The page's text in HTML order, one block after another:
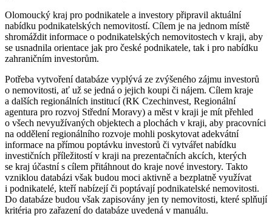
Olomoucký kraj pro podnikatele a investory připravil aktuální
nabídku podnikatelských nemovitostí. Cílem je na jednom místě
shromáždit informace o podnikatelských nemovitostech v kraji, aby
se usnadnila orientace jak pro české podnikatele, tak i pro nabídku
zahraničním investorům.
Potřeba vytvoření databáze vyplývá ze zvýšeného zájmu investorů
o nemovitosti, ať už se jedná o jejich koupi či nájem. Cílem kraje
a dalších regionálních institucí (RK Czechinvest, Regionální
agentura pro rozvoj Střední Moravy) a měst v kraji je mít přehled
o všech nevyužívaných objektech a plochách v kraji, aby pracovníci
na oddělení regionálního rozvoje mohli poskytovat adekvátní
informace na přímou poptávku investorů či vytvářet nabídku
investičních příležitostí v kraji na prezentačních akcích, kterých
se kraj účastní s cílem přitáhnout do kraje nové investory. Takto
vzniklou databázi však budou moci aktivně a bezplatně využívat
i podnikatelé, kteří nabízejí či poptávají podnikatelské nemovitosti.
Do databáze budou však zapisovány jen ty nemovitosti, které splňují
kritéria pro zařazení do databáze uvedená v manuálu.